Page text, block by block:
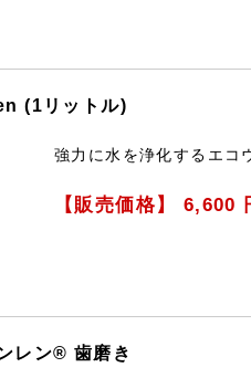
(1リットル)
強力に水を浄化するエコ
【販売価格】 6,600
レン® 歯磨き